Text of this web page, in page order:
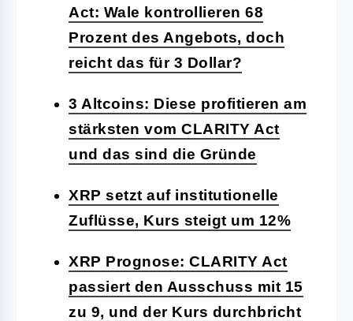
Act: Wale kontrollieren 68
Prozent des Angebots, doch
reicht das für 3 Dollar?
3 Altcoins: Diese profitieren am
stärksten vom CLARITY Act
und das sind die Gründe
XRP setzt auf institutionelle
Zuflüsse, Kurs steigt um 12%
XRP Prognose: CLARITY Act
passiert den Ausschuss mit 15
zu 9, und der Kurs durchbricht